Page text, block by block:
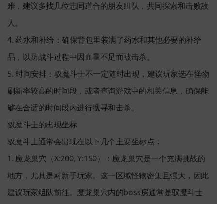
难，建议多找几位志同道合的朋友组队，共同探索和击败敌
人。
4. 药水和补给：确保背包里装满了药水和其他必要的补给
品，以防战斗过程中因血量不足而被击杀。
5. 时间安排：驭魔斗士不一定随时出现，建议玩家选在怪物
刷新率较高的时间段，或者查询游戏中的相关信息，确保能
够在合适的时间段内进行搜寻和击杀。
驭魔斗士的出现坐标
驭魔斗士通常会出现在以下几个主要坐标点：
1. 魔龙巢穴（X:200, Y:150）：魔龙巢穴是一个充满挑战的
地方，尤其是对新手玩家。这一区域怪物密集且强大，因此
建议玩家组队前往。魔龙巢穴内的boss房通常是驭魔斗士